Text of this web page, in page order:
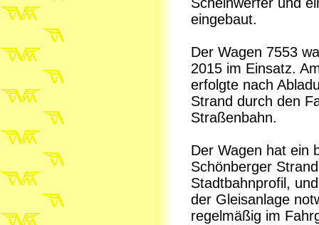
Scheinwerfer und
eingebaut.
Der Wagen 7553
2015 im Einsatz.
erfolgte nach
Strand durch den
Straßenbahn.
Der Wagen hat ein
Schönberger
Stadtbahnprofil,
der Gleisanlage
regelmäßig im